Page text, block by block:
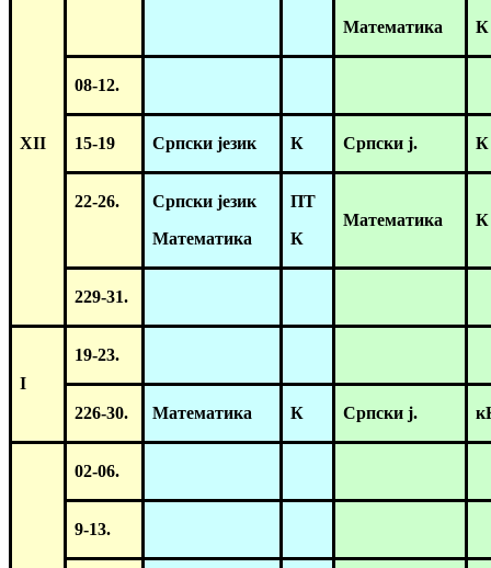
XII
Математика
К
08-12.
15-19 Српски језик К Српски ј. К
22-26.
Српски језик
Математика
ПТ
К
Математика К
229-31.
I
19-23.
226-30. Математика К Српски ј.
02-06.
9-13.